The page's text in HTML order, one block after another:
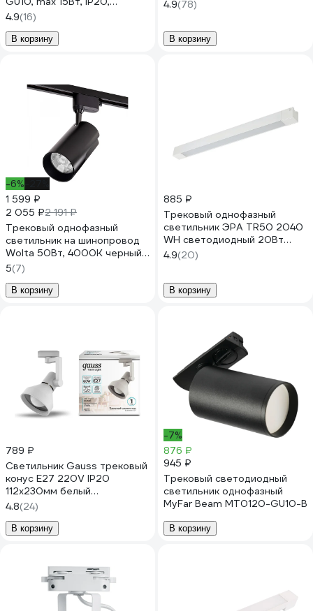
Φ56x85x136мм, черный,
пластик, с адаптером, без
лампы 16-72
4.9(16)
В корзину
черный 48382
4.9(78)
В корзину
-6%
1 599 ₽
2 055 ₽2 191 ₽
Трековый однофазный
светильник на шинопровод
Wolta 50Вт, 4000К черный
WTL-50W/01B
5(7)
В корзину
885 ₽
Трековый однофазный
светильник ЭРА TR50 2040
WH светодиодный 20Вт
4000К белый Б0054167
4.9(20)
В корзину
789 ₽
Светильник Gauss трековый
конус E27 220V IP20
112х230мм белый
однофазный TR014
4.8(24)
В корзину
-7%
876 ₽
945 ₽
Трековый светодиодный
светильник однофазный
MyFar Beam MT0120-GU10-B
В корзину